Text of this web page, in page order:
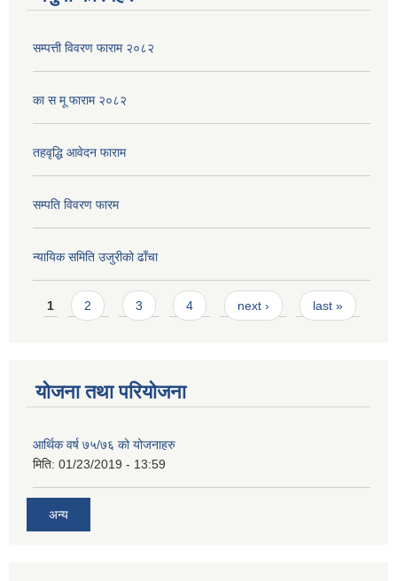
सम्पत्ती विवरण फाराम २०८२
का स मू फाराम २०८२
तहवृद्धि आवेदन फाराम
सम्पति विवरण फारम
न्यायिक समिति उजुरीको ढाँचा
Pages
1 2 3 4 next › last »
योजना तथा परियोजना
आर्थिक वर्ष ७५/७६ को योजनाहरु
मिति: 01/23/2019 - 13:59
अन्य